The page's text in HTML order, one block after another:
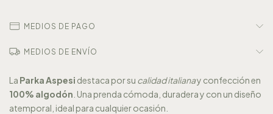
MEDIOS DE PAGO
MEDIOS DE ENVÍO
La Parka Aspesi destaca por su calidad italianay confección en
100% algodón . Una prenda cómoda, duradera y con un diseño
atemporal, ideal para cualquier ocasión.